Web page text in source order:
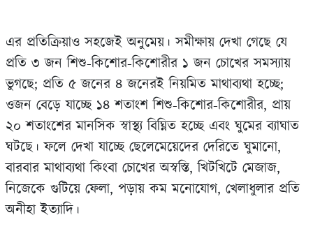
এর প্রতিক্রিয়াও সহজেই অনুমেয়। সমীক্ষায় দেখা গেছে যে
প্রতি ৩ জন শিশু-কিশোর-কিশোরীর ১ জন চোখের সমস্যায়
ভুগছে; প্রতি ৫ জনের ৪ জনেরই নিয়মিত মাথাব‍্যথা হচ্ছে;
ওজন বেড়ে যাচ্ছে ১৪ শতাংশ শিশু-কিশোর-কিশোরীর, প্রায়
২০ শতাংশের মানসিক স্বাস্থ্য বিঘ্নিত হচ্ছে এবং ঘুমের ব‍্যাঘাত
ঘটছে। ফলে দেখা যাচ্ছে ছেলেমেয়েদের দেরিতে ঘুমানো,
বারবার মাথাব্যথা কিংবা চোখের অস্বস্তি, খিটখিটে মেজাজ,
নিজেকে গুটিয়ে ফেলা, পড়ায় কম মনোযোগ, খেলাধুলার প্রতি
অনীহা ইত্যাদি।